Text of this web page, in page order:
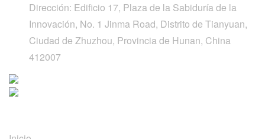
Dirección: Edificio 17, Plaza de la Sabiduría de la
Innovación, No. 1 Jinma Road, Distrito de Tianyuan,
Ciudad de Zhuzhou, Provincia de Hunan, China
412007